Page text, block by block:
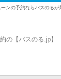
ンの予約ならバスのるが
の【バスのる.jp】